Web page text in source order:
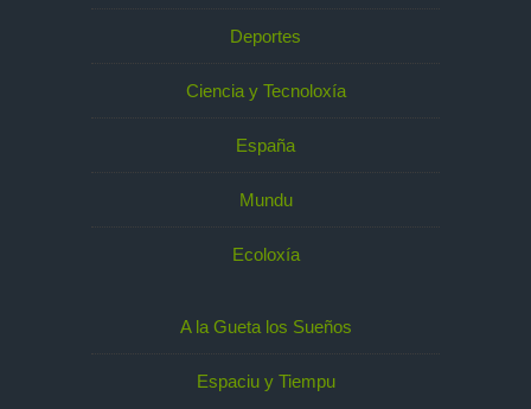
Deportes
Ciencia y Tecnoloxía
España
Mundu
Ecoloxía
A la Gueta los Sueños
Espaciu y Tiempu